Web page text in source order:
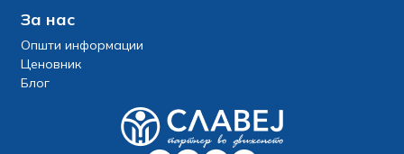
За нас
Општи информации
Ценовник
Блог